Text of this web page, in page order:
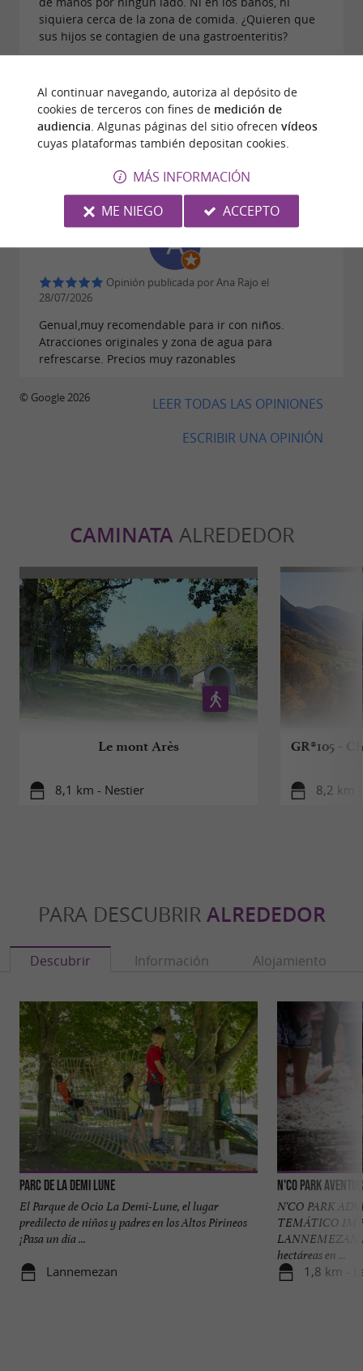
siquiera cerca de la zona de comida. ¿Quieren que
sus hijos se contagien de una gastroenteritis?
Opinión publicada por Claire Marroc el
28/07/2026
Tuvimos un día muy bueno...
Opinión publicada por Ana Rajo el
28/07/2026
Genual,muy recomendable para ir con niños.
Atracciones originales y zona de agua para
refrescarse. Precios muy razonables
LEER TODAS LAS OPINIONES
ESCRIBIR UNA OPINIÓN
© Google 2026
CAMINATAALREDEDOR
Le mont Arès
8,1 km - Nestier
GR®105 -
8,2 km
PARA DESCUBRIR ALREDEDOR
Descubrir Información Alojamiento
Parc de la Demi Lune
El Parque de Ocio La Demi-Lune, el lugar
predilecto de niños y padres en los Altos Pirineos
¡Pasa un día ...
Lannemezan
N'Co Park
N'CO PARK
TEMÁTICO
LANNEMEZAN
hectáreas en ...
1,8 km -
Al continuar navegando, autoriza al depósito de
cookies de terceros con fines de medición de
audiencia . Algunas páginas del sitio ofrecen vídeos
cuyas plataformas también depositan cookies.
MÁS INFORMACIÓN
ME NIEGO
ACCEPTO